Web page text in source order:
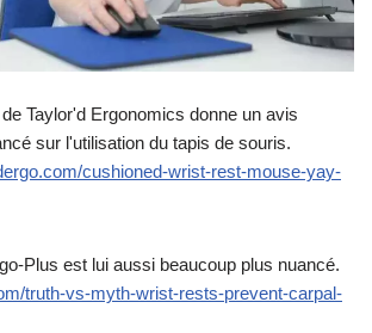
Taylor'd Ergonomics donne un avis
sur l'utilisation du tapis de souris.
cushioned-wrist-rest-mouse-yay-
Plus est lui aussi beaucoup plus nuancé.
truth-vs-myth-wrist-rests-prevent-carpal-